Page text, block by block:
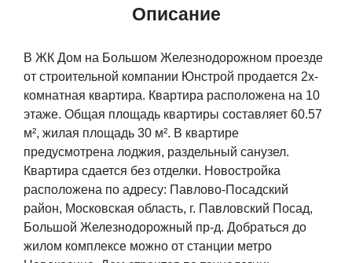
Описание
В ЖК Дом на Большом Железнодорожном проезде
от строительной компании Юнстрой продается 2х-
комнатная квартира. Квартира расположена на 10
этаже. Общая площадь квартиры составляет 60.57
м², жилая площадь 30 м². В квартире
предусмотрена лоджия, раздельный санузел.
Квартира сдается без отделки. Новостройка
расположена по адресу: Павлово-Посадский
район, Московская область, г. Павловский Посад,
Большой Железнодорожный пр-д. Добраться до
жилом комплексе можно от станции метро